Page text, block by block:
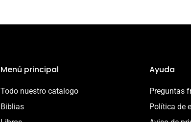
Menú principal
Todo nuestro catalogo
Biblias
Ayuda
Preguntas
Política de